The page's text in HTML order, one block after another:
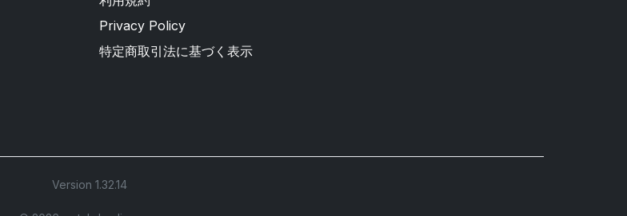
Privacy Policy
特定商取引法に基づく表示
Version 1.32.14